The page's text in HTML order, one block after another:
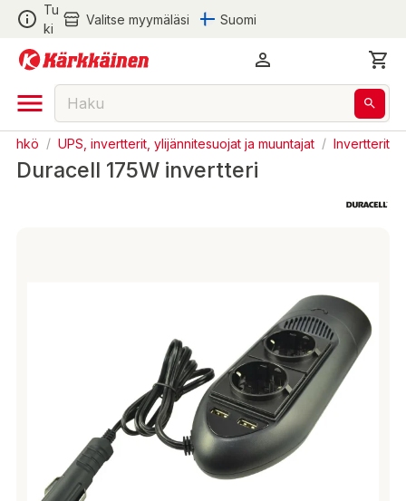
Tu
ki
Valitse myymäläsi Suomi
Sähkö / UPS, invertterit, ylijännitesuojat ja muuntajat / Invertterit
Duracell 175W invertteri